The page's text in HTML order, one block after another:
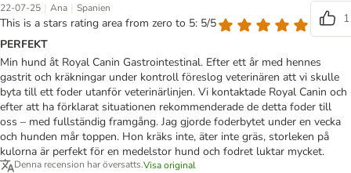
22-07-25 | Ana | Spanien
This is a stars rating area from zero to 5: 5/5
1
PERFEKT
Min hund åt Royal Canin Gastrointestinal. Efter ett år med hennes
gastrit och kräkningar under kontroll föreslog veterinären att vi skulle
byta till ett foder utanför veterinärlinjen. Vi kontaktade Royal Canin och
efter att ha förklarat situationen rekommenderade de detta foder till
oss – med fullständig framgång. Jag gjorde foderbytet under en vecka
och hunden mår toppen. Hon kräks inte, äter inte gräs, storleken på
kulorna är perfekt för en medelstor hund och fodret luktar mycket.
Denna recension har översatts.Visa original